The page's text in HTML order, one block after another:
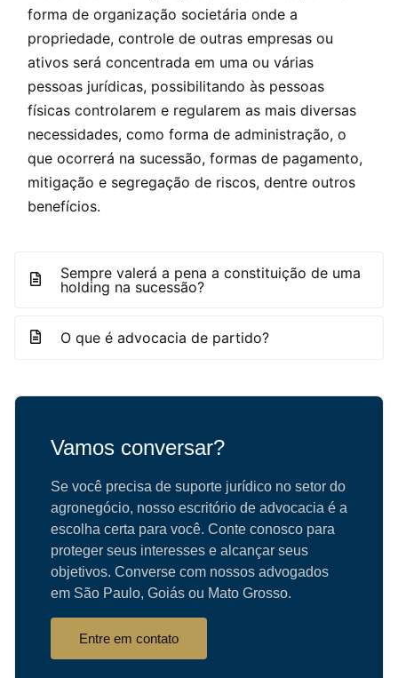
forma de organização societária onde a
propriedade, controle de outras empresas ou
ativos será concentrada em uma ou várias
pessoas jurídicas, possibilitando às pessoas
físicas controlarem e regularem as mais diversas
necessidades, como forma de administração, o
que ocorrerá na sucessão, formas de pagamento,
mitigação e segregação de riscos, dentre outros
benefícios.
Sempre valerá a pena a constituição de uma
holding na sucessão?
O que é advocacia de partido?
Vamos conversar?
Se você precisa de suporte jurídico no setor do
agronegócio, nosso escritório de advocacia é a
escolha certa para você. Conte conosco para
proteger seus interesses e alcançar seus
objetivos. Converse com nossos advogados
em São Paulo, Goiás ou Mato Grosso.
Entre em contato